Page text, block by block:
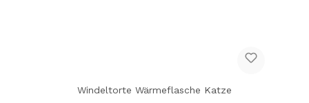
Windeltorte Wärmeflasche Katze